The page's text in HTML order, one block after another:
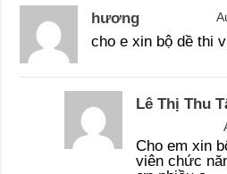
hương
cho e xin bộ dề thi
Lê Thị Thu
Cho em xin
viên chức